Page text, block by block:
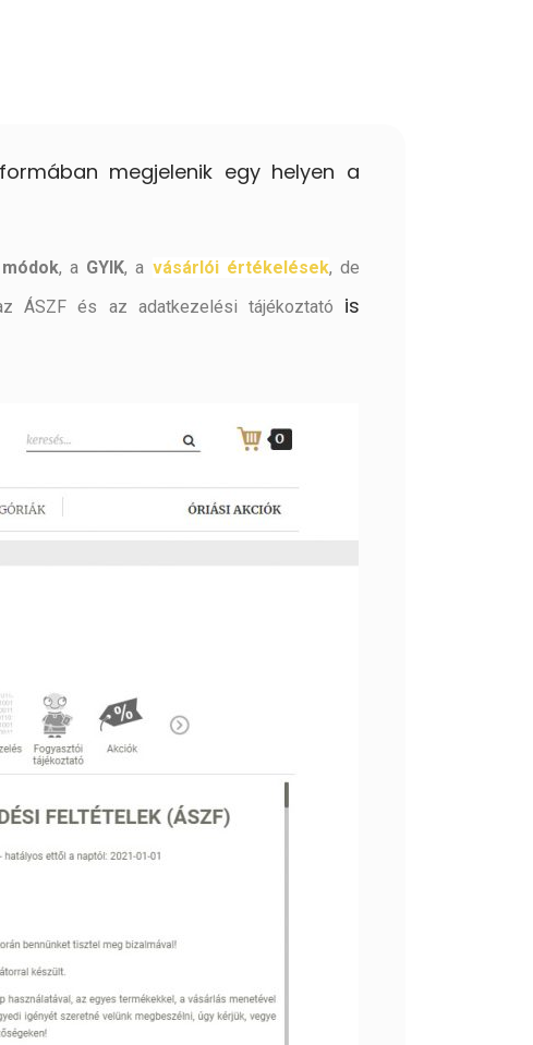
megjelenik egy helyen a
, a GYIK, a vásárlói értékelések, de
ÁSZF és az adatkezelési tájékoztató is